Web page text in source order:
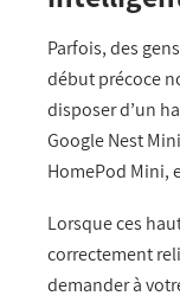
Parfois, des
début précoce
disposer d’un
Google Nest
HomePod Mini,
Lorsque ces
correctement
demander à